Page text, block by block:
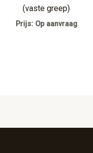
(vaste greep)
Prijs: Op aanvraag